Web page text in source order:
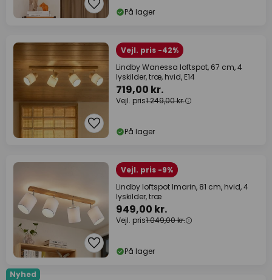
På lager
Vejl. pris -42%
Lindby Wanessa loftspot, 67 cm, 4
lyskilder, træ, hvid, E14
719,00 kr.
Vejl. pris1.249,00 kr.
På lager
Vejl. pris -9%
Lindby loftspot Imarin, 81 cm, hvid, 4
lyskilder, træ
949,00 kr.
Vejl. pris1.049,00 kr.
På lager
Nyhed